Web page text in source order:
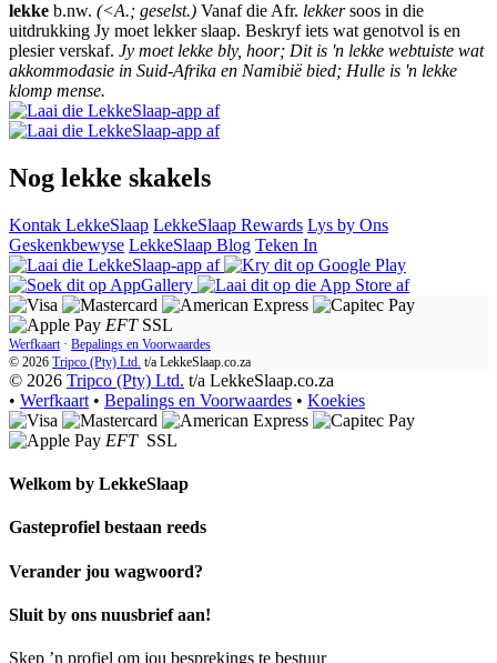
lekke b.nw. (<A.; geselst.) Vanaf die Afr. lekkersoos in die
uitdrukking Jy moet lekker slaap. Beskryf iets wat genotvol is en
plesier verskaf. Jy moet lekke bly, hoor; Dit is 'n lekke webtuiste wat
akkommodasie in Suid-Afrika en Namibië bied; Hulle is 'n lekke
klomp mense.
Nog lekke skakels
Kontak LekkeSlaap LekkeSlaap Rewards Lys by Ons
Geskenkbewyse LekkeSlaap Blog Teken In
EFT SSL
Werfkaart · Bepalings en Voorwaardes
© 2026 Tripco (Pty) Ltd. t/a LekkeSlaap.co.za
© 2026 Tripco (Pty) Ltd. t/a LekkeSlaap.co.za
• Werfkaart • Bepalings en Voorwaardes • Koekies
EFT SSL
Welkom by LekkeSlaap
Gasteprofiel bestaan ​​reeds
Verander jou wagwoord?
Sluit by ons nuusbrief aan!
Skep ’n profiel om jou besprekings te bestuur